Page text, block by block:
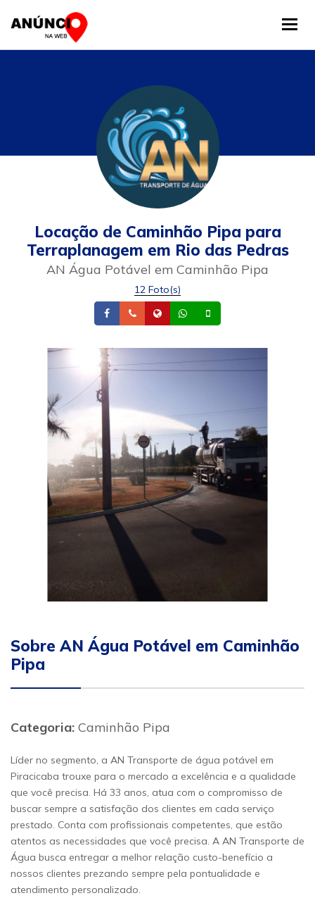
Locação de Caminhão Pipa para
Terraplanagem em Rio das Pedras
AN Água Potável em Caminhão Pipa
12 Foto(s)
FacebookTelefone
Site Whatsapp
Sobre AN Água Potável em Caminhão
Pipa
Categoria: Caminhão Pipa
Líder no segmento, a AN Transporte de água potável em
Piracicaba trouxe para o mercado a excelência e a qualidade
que você precisa. Há 33 anos, atua com o compromisso de
buscar sempre a satisfação dos clientes em cada serviço
prestado. Conta com profissionais competentes, que estão
atentos as necessidades que você precisa. A AN Transporte de
Água busca entregar a melhor relação custo-benefício a
nossos clientes prezando sempre pela pontualidade e
atendimento personalizado.